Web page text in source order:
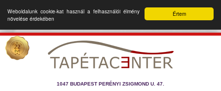
Értem
Weboldalunk cookie-kat használ a felhasználói élmény
növelése érdekében
1047 BUDAPEST PERÉNYI ZSIGMOND U. 47.